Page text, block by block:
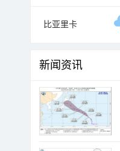
比亚里卡
新闻资讯